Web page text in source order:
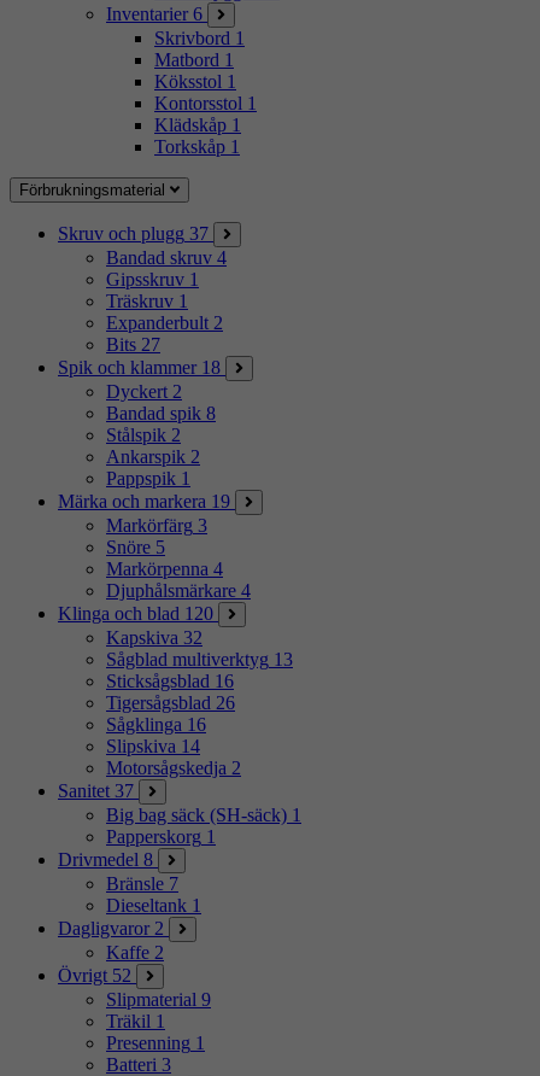
Inventarier 6
Skrivbord 1
Matbord 1
Köksstol 1
Kontorsstol 1
Klädskåp 1
Torkskåp 1
Förbrukningsmaterial
Skruv och plugg 37
Bandad skruv 4
Gipsskruv 1
Träskruv 1
Expanderbult 2
Bits 27
Spik och klammer 18
Dyckert 2
Bandad spik 8
Stålspik 2
Ankarspik 2
Pappspik 1
Märka och markera 19
Markörfärg 3
Snöre 5
Markörpenna 4
Djuphålsmärkare 4
Klinga och blad 120
Kapskiva 32
Sågblad multiverktyg 13
Sticksågsblad 16
Tigersågsblad 26
Sågklinga 16
Slipskiva 14
Motorsågskedja 2
Sanitet 37
Big bag säck (SH-säck) 1
Papperskorg 1
Drivmedel 8
Bränsle 7
Dieseltank 1
Dagligvaror 2
Kaffe 2
Övrigt 52
Slipmaterial 9
Träkil 1
Presenning 1
Batteri 3